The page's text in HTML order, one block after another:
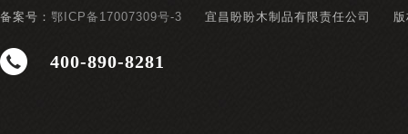
备案号： 鄂ICP备17007309号-3 宜昌盼盼木制品有限责任公司
400-890-8281